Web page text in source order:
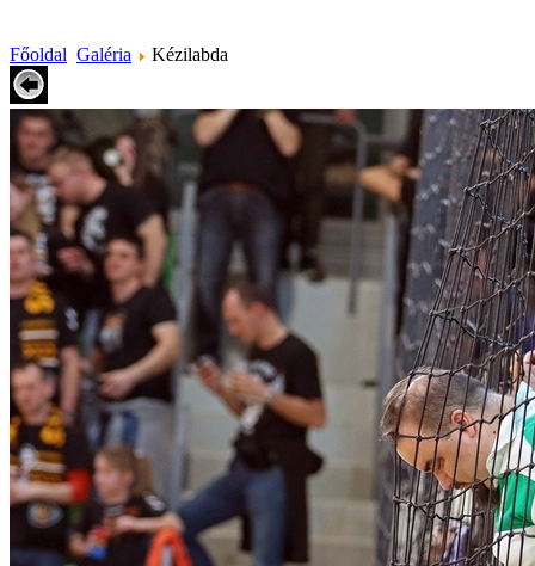
Főoldal Galéria Kézilabda